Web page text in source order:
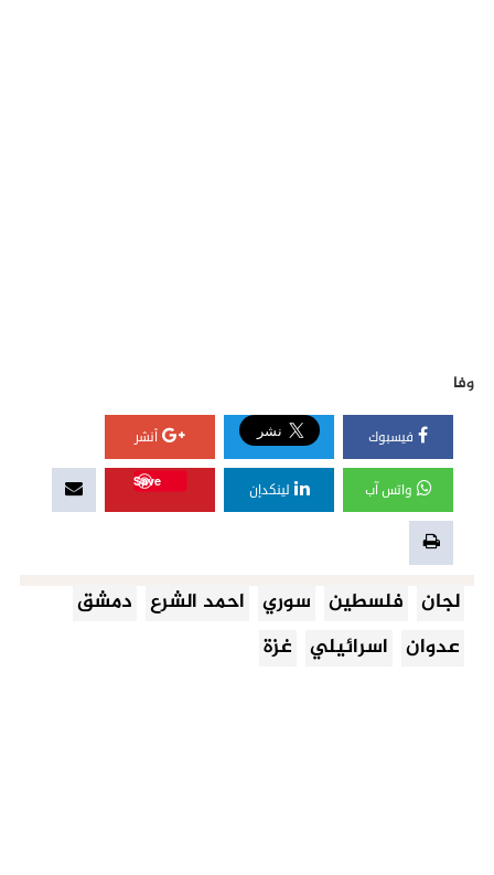
وفا
فيسبوك أنشر
واتس آب لينكدإن
Save
لجان فلسطين سوري احمد الشرع دمشق
عدوان اسرائيلي غزة